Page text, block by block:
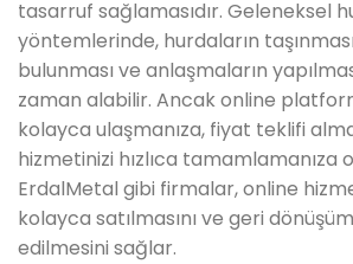
tasarruf sağlamasıdır. Geleneksel
yöntemlerinde, hurdaların
bulunması ve anlaşmaların
zaman alabilir. Ancak online
kolayca ulaşmanıza, fiyat teklifi
hizmetinizi hızlıca tamamlamanıza
ErdalMetal gibi firmalar, online
kolayca satılmasını ve geri
edilmesini sağlar.